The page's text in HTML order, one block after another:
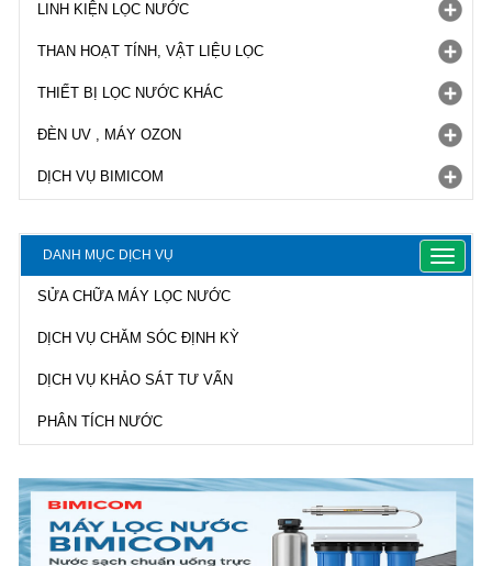
LINH KIỆN LỌC NƯỚC
THAN HOẠT TÍNH, VẬT LIỆU LỌC
THIẾT BỊ LỌC NƯỚC KHÁC
ĐÈN UV , MÁY OZON
DỊCH VỤ BIMICOM
DANH MỤC DỊCH VỤ
Toggle
SỬA CHỮA MÁY LỌC NƯỚC
DỊCH VỤ CHĂM SÓC ĐỊNH KỲ
DỊCH VỤ KHẢO SÁT TƯ VẤN
PHÂN TÍCH NƯỚC